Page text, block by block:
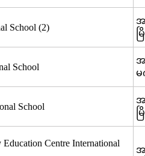
School (2)
အ
School
အ
မ
School
အ
Centre International
အ